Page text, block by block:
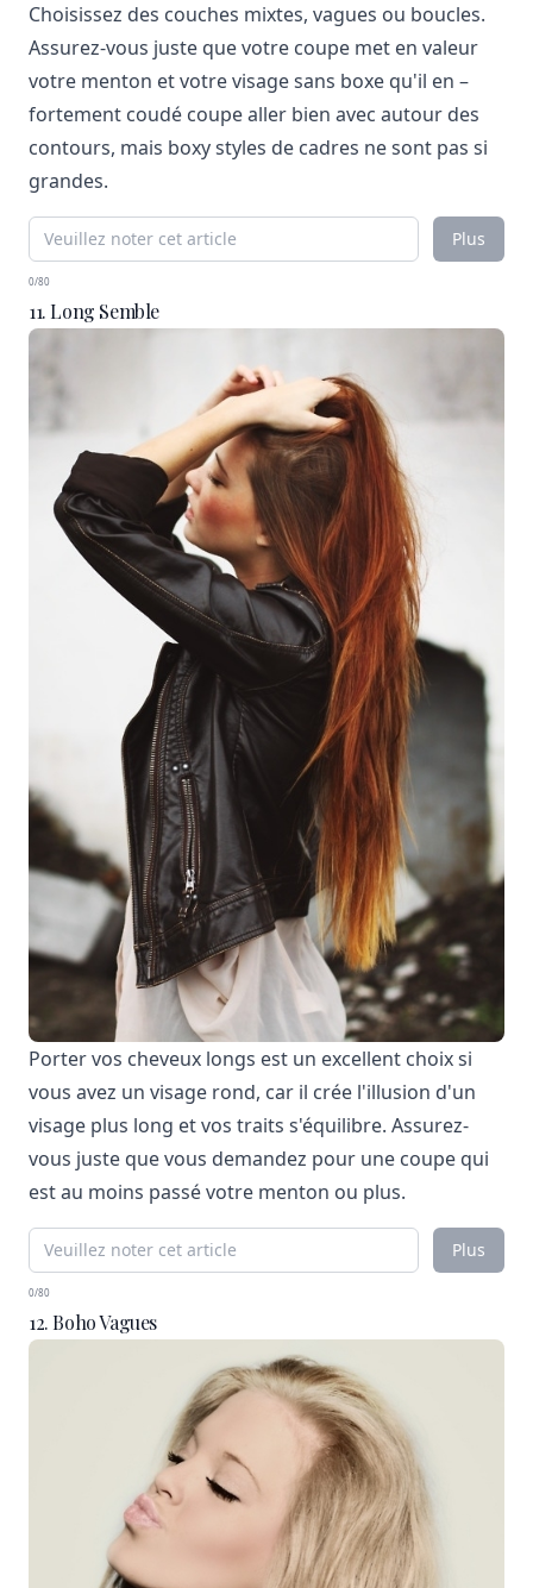
Choisissez des couches mixtes, vagues ou boucles.
Assurez-vous juste que votre coupe met en valeur
votre menton et votre visage sans boxe qu'il en –
fortement coudé coupe aller bien avec autour des
contours, mais boxy styles de cadres ne sont pas si
grandes.
Plus
0/80
11. Long Semble
Porter vos cheveux longs est un excellent choix si
vous avez un visage rond, car il crée l'illusion d'un
visage plus long et vos traits s'équilibre. Assurez-
vous juste que vous demandez pour une coupe qui
est au moins passé votre menton ou plus.
Plus
0/80
12. Boho Vagues